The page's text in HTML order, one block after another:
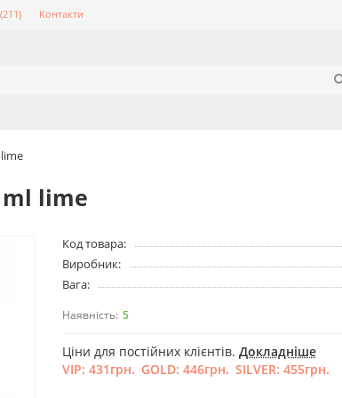
Контакти
lime
Код товара:
Виробник:
Вага:
5
Ціни для постійних клієнтів. Докладніше
VIP: 431грн. GOLD: 446грн. SILVER: 455грн.